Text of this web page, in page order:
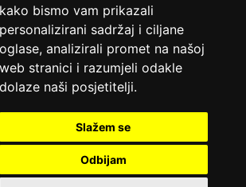
kako bismo vam prikazali
personalizirani sadržaj i ciljane
oglase, analizirali promet na našoj
web stranici i razumjeli odakle
dolaze naši posjetitelji.
Slažem se
Odbijam
VESNA BURCSA / Kod 55
Tarot savjetnik je slobodan
psihološki razgovori
HT Mostar (Eronet) 094/850-746
1,84 KM/min
Telekom Srp. (MTel) 094/583-146
2,45 KM/min
Polica privatnosti